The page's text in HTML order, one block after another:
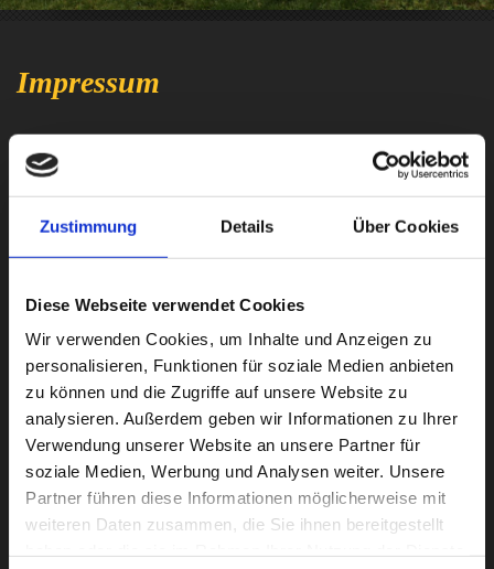
Zustimmung Details Über Cookies
Diese Webseite verwendet Cookies
Wir verwenden Cookies, um Inhalte und Anzeigen zu
personalisieren, Funktionen für soziale Medien anbieten
zu können und die Zugriffe auf unsere Website zu
analysieren. Außerdem geben wir Informationen zu Ihrer
Verwendung unserer Website an unsere Partner für
soziale Medien, Werbung und Analysen weiter. Unsere
Partner führen diese Informationen möglicherweise mit
weiteren Daten zusammen, die Sie ihnen bereitgestellt
Impressum
Steingalerie Gerdau
Michael Pollet
Tannenweg 2
29581 Gerdau
Tel. : 05808-980039
Ust-ID Nr. : DE451917198
info@steingalerie-gerdau.de
Die Europäische Kommission stellt eine Plattform
für die außergerichtliche Online-Streitbeilegung